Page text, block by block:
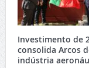
Investimento de
consolida Arcos
indústria